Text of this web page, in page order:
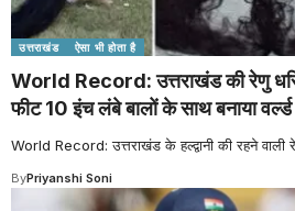
उत्तराखंड ऐसा भी होता है
World Record: उत्तराखंड की रेणु
फीट 10 इंच लंबे बालों के साथ बनाया वर्ल्ड
World Record: उत्तराखंड के हल्द्वानी की रहने वाली
ByPriyanshi Soni